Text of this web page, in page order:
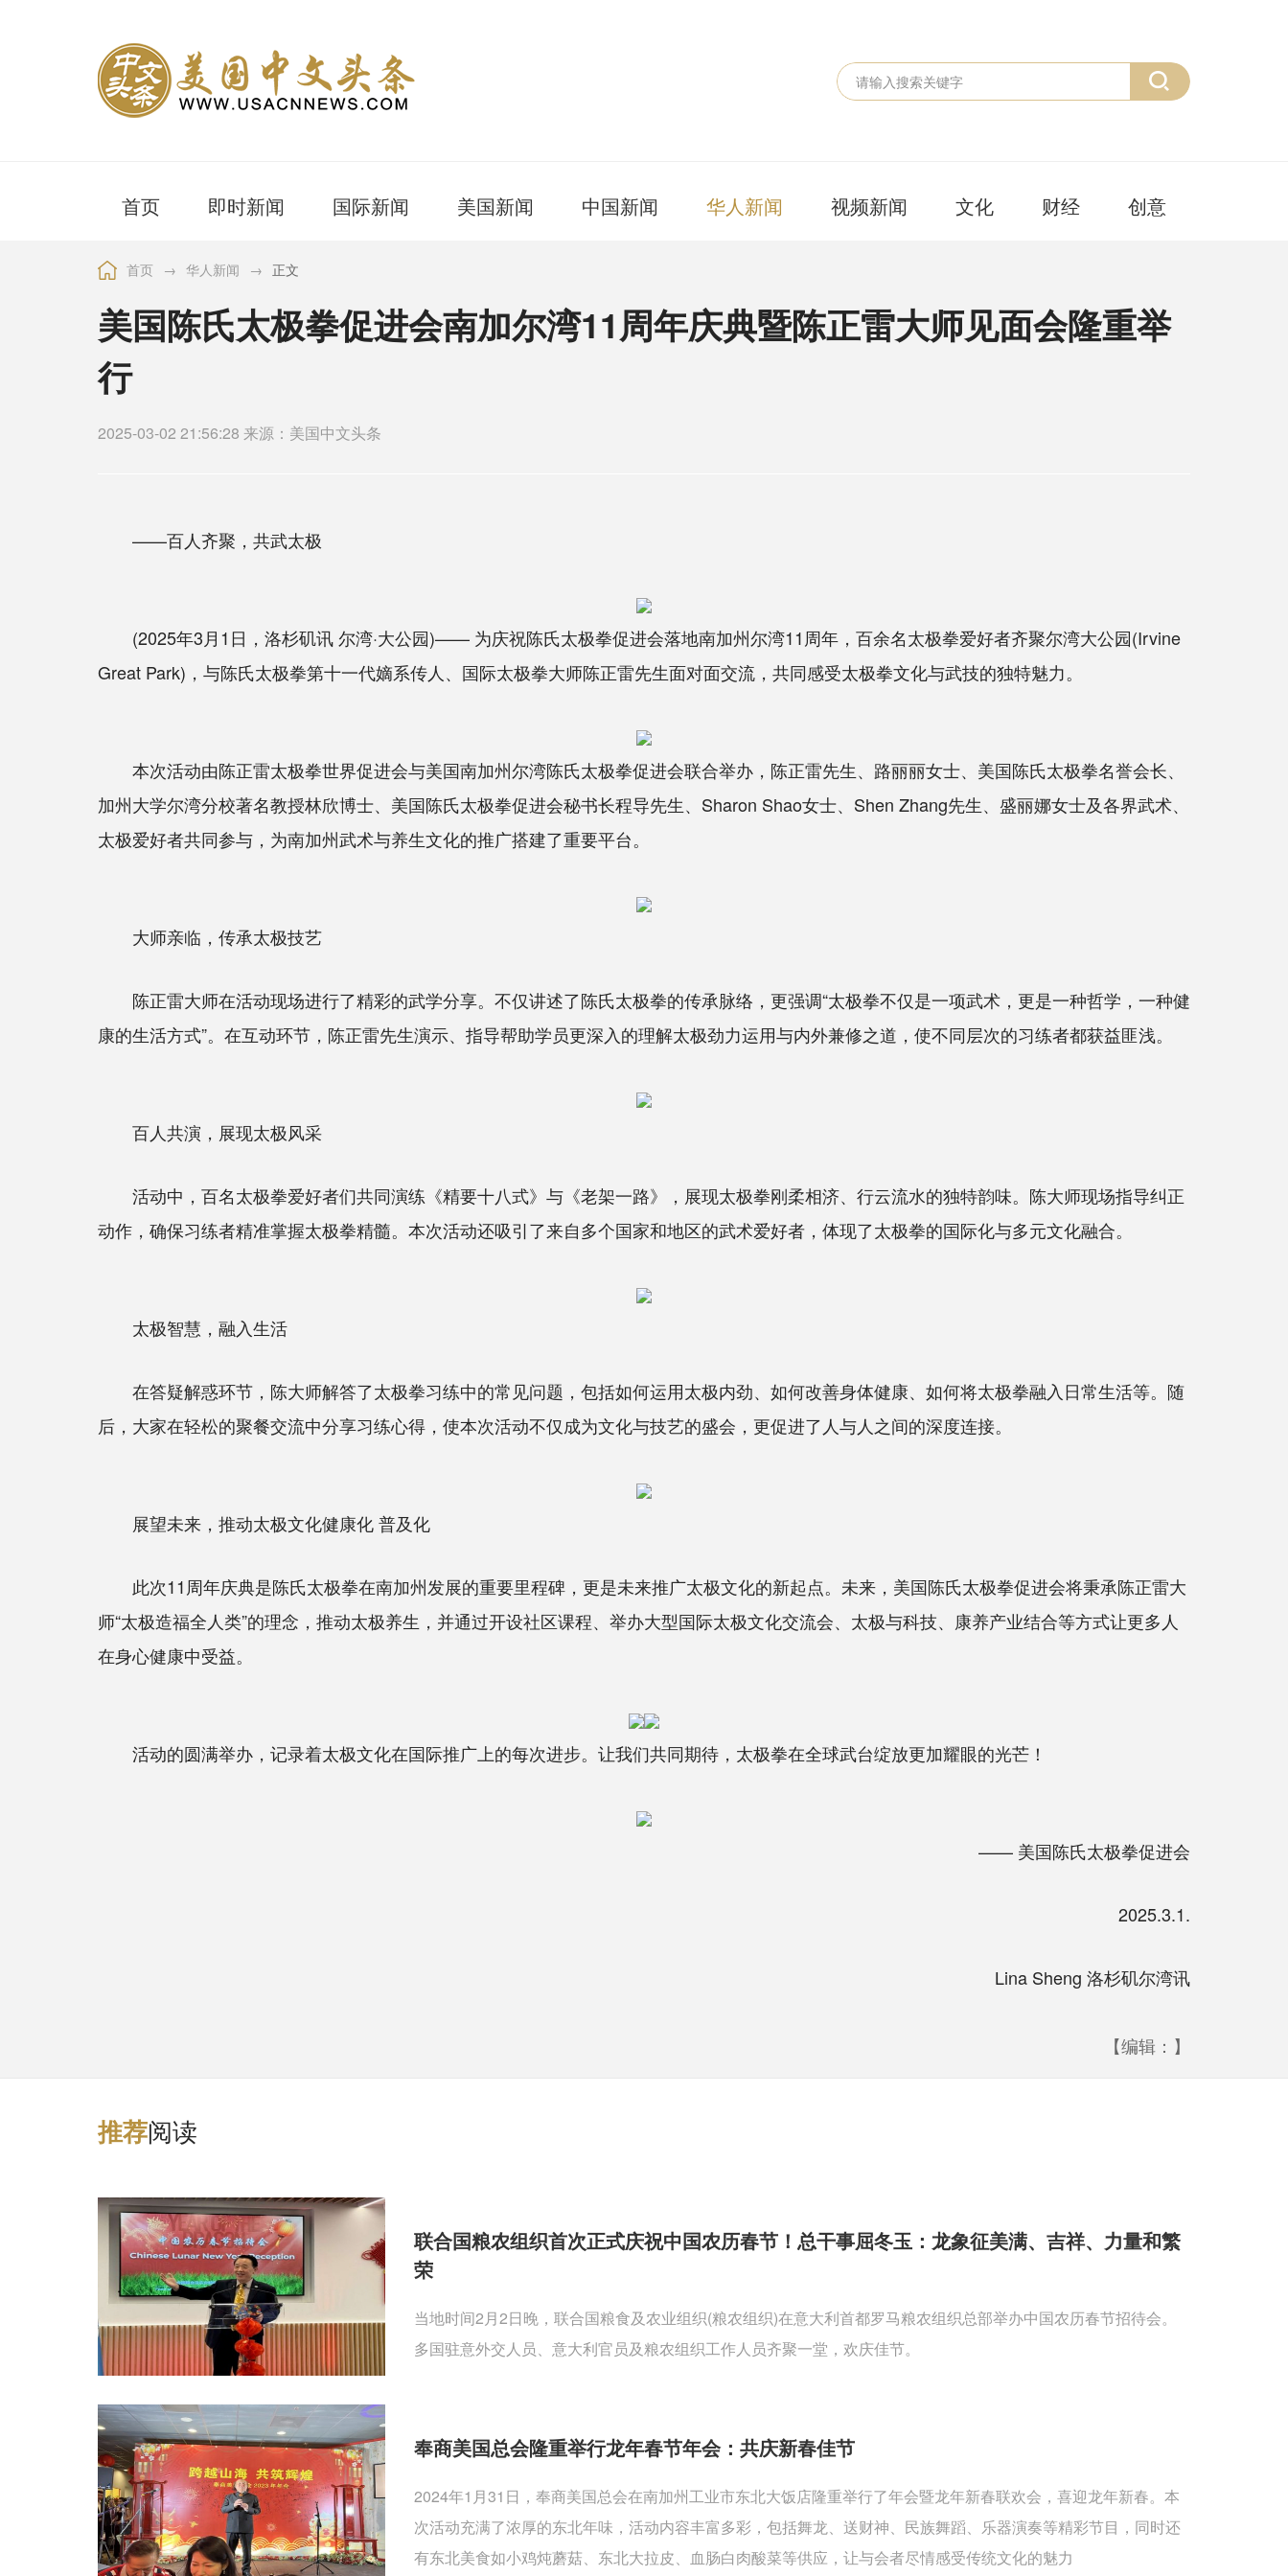
首页 即时新闻 国际新闻 美国新闻 中国新闻 华人新闻 视频新闻 文化 财经 创意
首页 → 华人新闻 → 正文
美国陈氏太极拳促进会南加尔湾11周年庆典暨陈正雷大师见面会隆重举
行
2025-03-02 21:56:28 来源：美国中文头条
——百人齐聚，共武太极
(2025年3月1日，洛杉矶讯 尔湾·大公园)—— 为庆祝陈氏太极拳促进会落地南加州尔湾11周年，百余名太极拳爱好者齐聚尔湾大公园(Irvine
Great Park)，与陈氏太极拳第十一代嫡系传人、国际太极拳大师陈正雷先生面对面交流，共同感受太极拳文化与武技的独特魅力。
本次活动由陈正雷太极拳世界促进会与美国南加州尔湾陈氏太极拳促进会联合举办，陈正雷先生、路丽丽女士、美国陈氏太极拳名誉会长、
加州大学尔湾分校著名教授林欣博士、美国陈氏太极拳促进会秘书长程导先生、Sharon Shao女士、Shen Zhang先生、盛丽娜女士及各界武术、
太极爱好者共同参与，为南加州武术与养生文化的推广搭建了重要平台。
大师亲临，传承太极技艺
陈正雷大师在活动现场进行了精彩的武学分享。不仅讲述了陈氏太极拳的传承脉络，更强调“太极拳不仅是一项武术，更是一种哲学，一种健
康的生活方式”。在互动环节，陈正雷先生演示、指导帮助学员更深入的理解太极劲力运用与内外兼修之道，使不同层次的习练者都获益匪浅。
百人共演，展现太极风采
活动中，百名太极拳爱好者们共同演练《精要十八式》与《老架一路》，展现太极拳刚柔相济、行云流水的独特韵味。陈大师现场指导纠正
动作，确保习练者精准掌握太极拳精髓。本次活动还吸引了来自多个国家和地区的武术爱好者，体现了太极拳的国际化与多元文化融合。
太极智慧，融入生活
在答疑解惑环节，陈大师解答了太极拳习练中的常见问题，包括如何运用太极内劲、如何改善身体健康、如何将太极拳融入日常生活等。随
后，大家在轻松的聚餐交流中分享习练心得，使本次活动不仅成为文化与技艺的盛会，更促进了人与人之间的深度连接。
展望未来，推动太极文化健康化 普及化
此次11周年庆典是陈氏太极拳在南加州发展的重要里程碑，更是未来推广太极文化的新起点。未来，美国陈氏太极拳促进会将秉承陈正雷大
师“太极造福全人类”的理念，推动太极养生，并通过开设社区课程、举办大型国际太极文化交流会、太极与科技、康养产业结合等方式让更多人
在身心健康中受益。
活动的圆满举办，记录着太极文化在国际推广上的每次进步。让我们共同期待，太极拳在全球武台绽放更加耀眼的光芒！
—— 美国陈氏太极拳促进会
2025.3.1.
Lina Sheng 洛杉矶尔湾讯
【编辑：】
推荐阅读
联合国粮农组织首次正式庆祝中国农历春节！总干事屈冬玉：龙象征美满、吉祥、力量和繁
荣
当地时间2月2日晚，联合国粮食及农业组织(粮农组织)在意大利首都罗马粮农组织总部举办中国农历春节招待会。
多国驻意外交人员、意大利官员及粮农组织工作人员齐聚一堂，欢庆佳节。
奉商美国总会隆重举行龙年春节年会：共庆新春佳节
2024年1月31日，奉商美国总会在南加州工业市东北大饭店隆重举行了年会暨龙年新春联欢会，喜迎龙年新春。本
次活动充满了浓厚的东北年味，活动内容丰富多彩，包括舞龙、送财神、民族舞蹈、乐器演奏等精彩节目，同时还
有东北美食如小鸡炖蘑菇、东北大拉皮、血肠白肉酸菜等供应，让与会者尽情感受传统文化的魅力